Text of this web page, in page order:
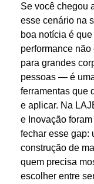
Se você chegou
esse cenário na
boa notícia é
performance
para grandes
pessoas — é
ferramentas que
e aplicar. Na
e Inovação
fechar esse gap:
construção de
quem precisa
escolher entre